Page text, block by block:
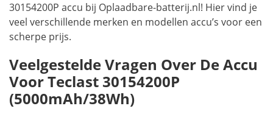
30154200P accu bij Oplaadbare-batterij.nl! Hier vind je
veel verschillende merken en modellen accu’s voor een
scherpe prijs.
Veelgestelde Vragen Over De Accu
Voor Teclast 30154200P
(5000mAh/38Wh)